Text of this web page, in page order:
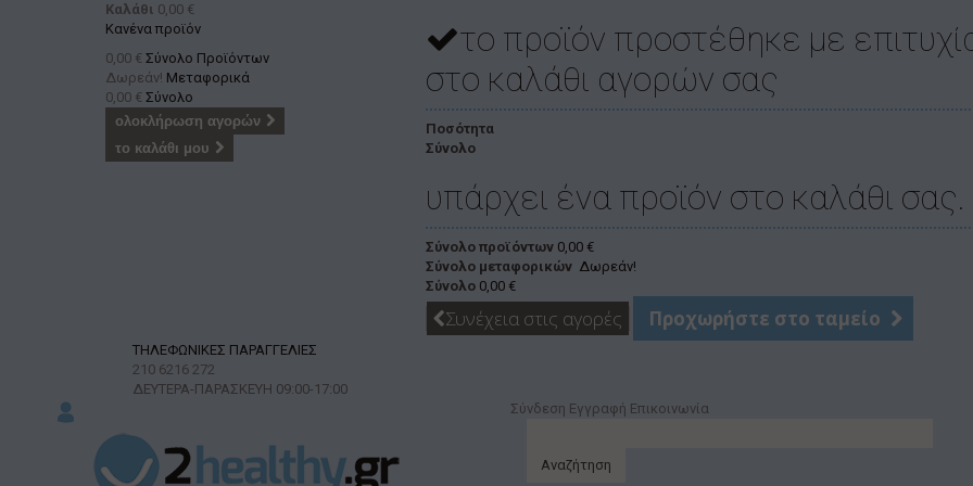
Καλάθι 0,00 €
Κανένα προϊόν
0,00 € Σύνολο Προϊόντων
Δωρεάν! Μεταφορικά
0,00 € Σύνολο
ολοκλήρωση αγορών
το καλάθι μου
το προϊόν προστέθηκε με
στο καλάθι αγορών σας
Ποσότητα
Σύνολο
υπάρχει ένα προϊόν στο καλάθι σας.
Σύνολο προϊόντων 0,00 €
Σύνολο μεταφορικών Δωρεάν!
Σύνολο 0,00 €
Συνέχεια στις αγορές Προχωρήστε στο ταμείο
ΤΗΛΕΦΩΝΙΚΕΣ ΠΑΡΑΓΓΕΛΙΕΣ
210 6216 272
ΔΕΥΤΕΡΑ-ΠΑΡΑΣΚΕΥΗ 09:00-17:00
Σύνδεση Εγγραφή Επικοινωνία
Αναζήτηση